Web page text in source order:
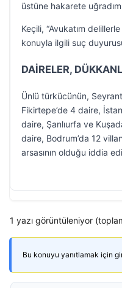
üstüne hakarete
Keçili, “Avukatım
konuyla ilgili suç
DAİRELER,
Ünlü türkücünün,
Fikirtepe’de 4 daire,
daire, Şanlıurfa ve
daire, Bodrum’da 12
arsasının olduğu iddia
1 yazı görüntüleniyor
Bu konuyu yanıtlamak için